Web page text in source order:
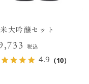
大吟醸セット
税込
4.9 （10）